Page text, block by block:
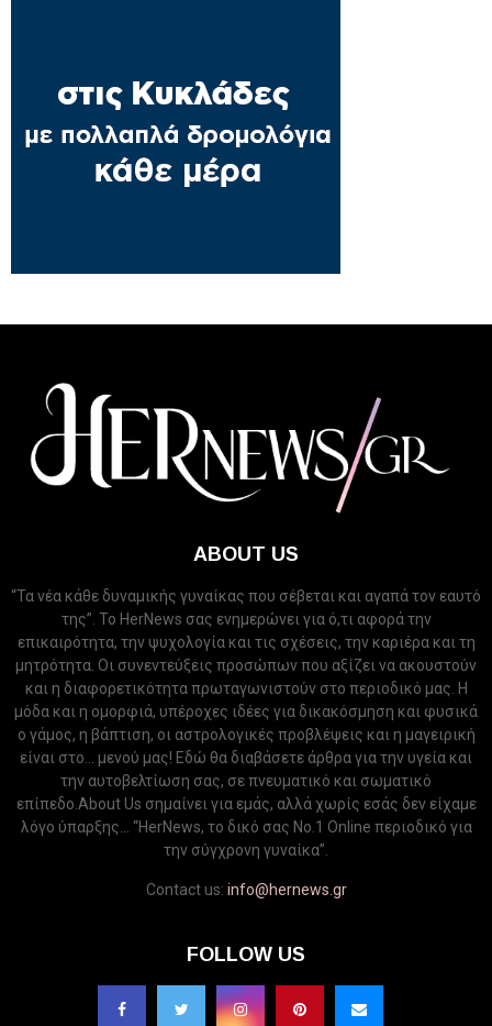
ABOUT US
“Τα νέα κάθε δυναμικής γυναίκας που σέβεται και αγαπά τον εαυτό
της”. Το HerNews σας ενημερώνει για ό,τι αφορά την
επικαιρότητα, την ψυχολογία και τις σχέσεις, την καριέρα και τη
μητρότητα. Οι συνεντεύξεις προσώπων που αξίζει να ακουστούν
και η διαφορετικότητα πρωταγωνιστούν στο περιοδικό μας. Η
μόδα και η ομορφιά, υπέροχες ιδέες για δικακόσμηση και φυσικά
ο γάμος, η βάπτιση, οι αστρολογικές προβλέψεις και η μαγειρική
είναι στο... μενού μας! Εδώ θα διαβάσετε άρθρα για την υγεία και
την αυτοβελτίωση σας, σε πνευματικό και σωματικό
επίπεδο.About Us σημαίνει για εμάς, αλλά χωρίς εσάς δεν είχαμε
λόγο ύπαρξης... “HerNews, το δικό σας Νo.1 Online περιοδικό για
την σύγχρονη γυναίκα”.
Contact us: info@hernews.gr
FOLLOW US